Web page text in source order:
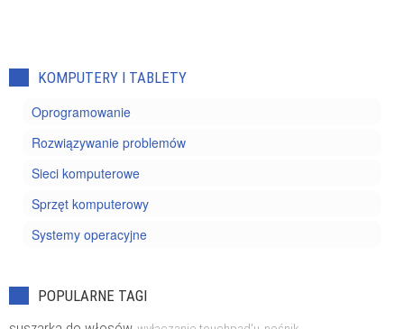
KOMPUTERY I TABLETY
Oprogramowanie
Rozwiązywanie problemów
Sieci komputerowe
Sprzęt komputerowy
Systemy operacyjne
POPULARNE TAGI